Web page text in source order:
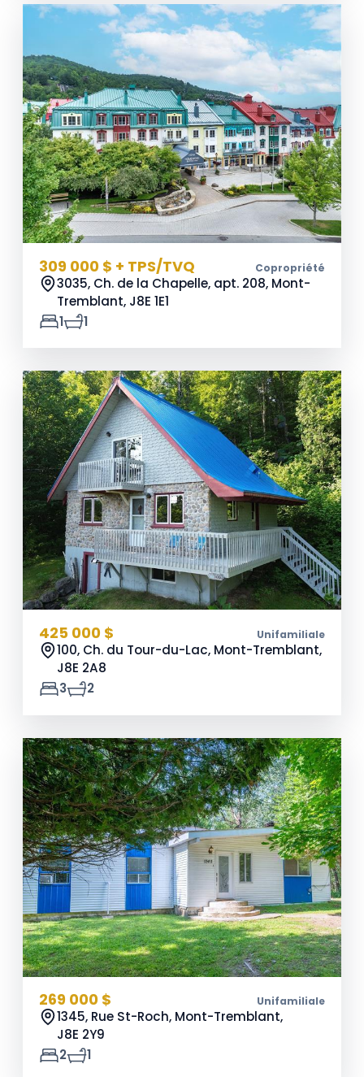
309 000 $ + TPS/TVQ Copropriété
3035, Ch. de la Chapelle, apt. 208, Mont-
Tremblant, J8E 1E1
1
1
425 000 $ Unifamiliale
100, Ch. du Tour-du-Lac, Mont-Tremblant,
J8E 2A8
3
2
269 000 $ Unifamiliale
1345, Rue St-Roch, Mont-Tremblant,
J8E 2Y9
2
1